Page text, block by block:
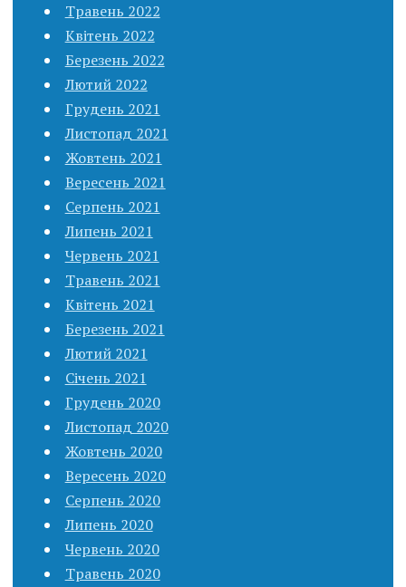
Травень 2022
Квітень 2022
Березень 2022
Лютий 2022
Грудень 2021
Листопад 2021
Жовтень 2021
Вересень 2021
Серпень 2021
Липень 2021
Червень 2021
Травень 2021
Квітень 2021
Березень 2021
Лютий 2021
Січень 2021
Грудень 2020
Листопад 2020
Жовтень 2020
Вересень 2020
Серпень 2020
Липень 2020
Червень 2020
Травень 2020